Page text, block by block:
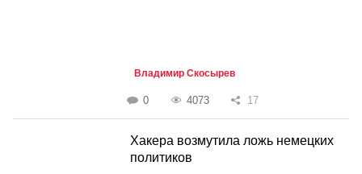
Владимир Скосырев
0 4073 17
Хакера возмутила ложь немецких
политиков